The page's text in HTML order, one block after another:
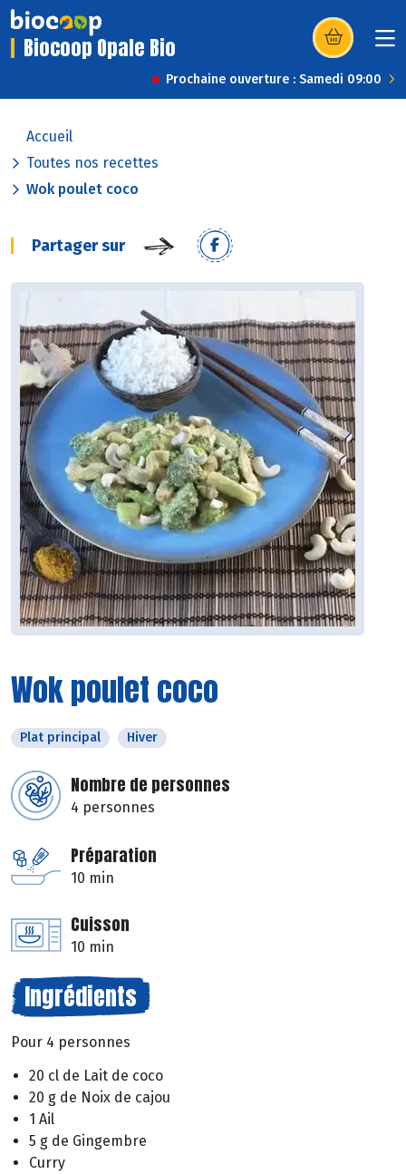
Biocoop Opale Bio (s’ouvre dans
Prochaine ouverture : Samedi 09:00
Accueil
Toutes nos recettes
Wok poulet coco
Partager sur
Wok poulet coco
Plat principal Hiver
Nombre de personnes
4 personnes
Préparation
10 min
Cuisson
10 min
Ingrédients
Pour 4 personnes
20 cl de Lait de coco
20 g de Noix de cajou
1 Ail
5 g de Gingembre
Curry